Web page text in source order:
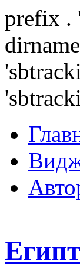
prefix .